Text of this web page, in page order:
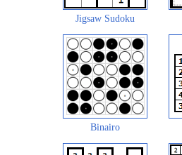
Jigsaw Sudoku
Binairo